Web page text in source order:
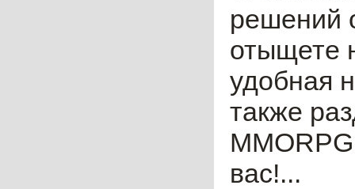
решений
отыщете
удобная
также
вас!...